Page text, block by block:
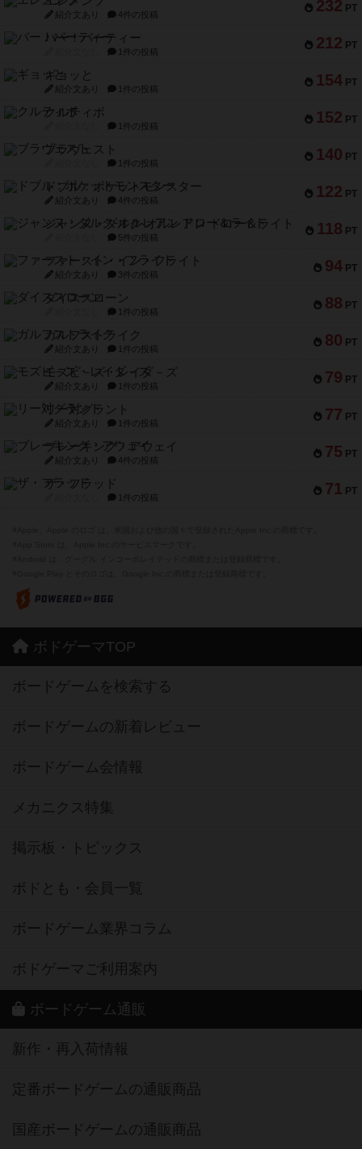
232 PT
紹介文あり 4件の投稿
212 PT
バー！パーティー
1件の投稿
154 PT
ギョッと
紹介文あり 1件の投稿
152 PT
クルティボ
1件の投稿
140 PT
ブラヴェスト
1件の投稿
122 PT
ドブル：ポケットモンスター
紹介文あり 4件の投稿
118 PT
ジャンヌ・ダルク-オルレアン ドロー＆ライト
5件の投稿
94 PT
ファースト・イン・フライト
紹介文あり 3件の投稿
88 PT
ダイススローン
1件の投稿
80 PT
ガルフストライク
紹介文あり 1件の投稿
79 PT
モズビ－ズ・レイダ－ズ
紹介文あり 1件の投稿
77 PT
リー対グラント
紹介文あり 1件の投稿
75 PT
ブレーキング・アウェイ
紹介文あり 4件の投稿
71 PT
ザ・フラッド
1件の投稿
ボドゲーマTOP
ボードゲームを検索する
ボードゲームの新着レビュー
ボードゲーム会情報
メカニクス特集
掲示板・トピックス
ボドとも・会員一覧
ボードゲーム業界コラム
ボドゲーマご利用案内
ボードゲーム通販
新作・再入荷情報
定番ボードゲームの通販商品
国産ボードゲームの通販商品